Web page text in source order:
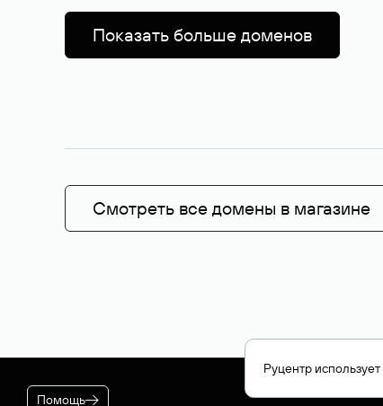
Показать больше доменов
Смотреть все домены в магазине
Помощь
Руцентр использует